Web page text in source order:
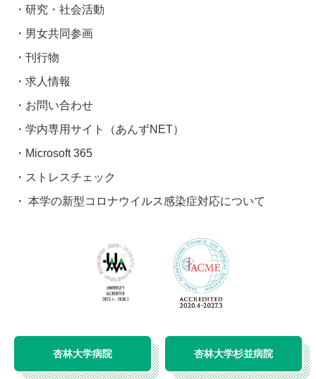
研究・社会活動
男女共同参画
刊行物
求人情報
お問い合わせ
学内専用サイト（あんずNET）
Microsoft 365
ストレスチェック
本学の新型コロナウイルス感染症対応について
杏林大学病院 杏林大学杉並病院